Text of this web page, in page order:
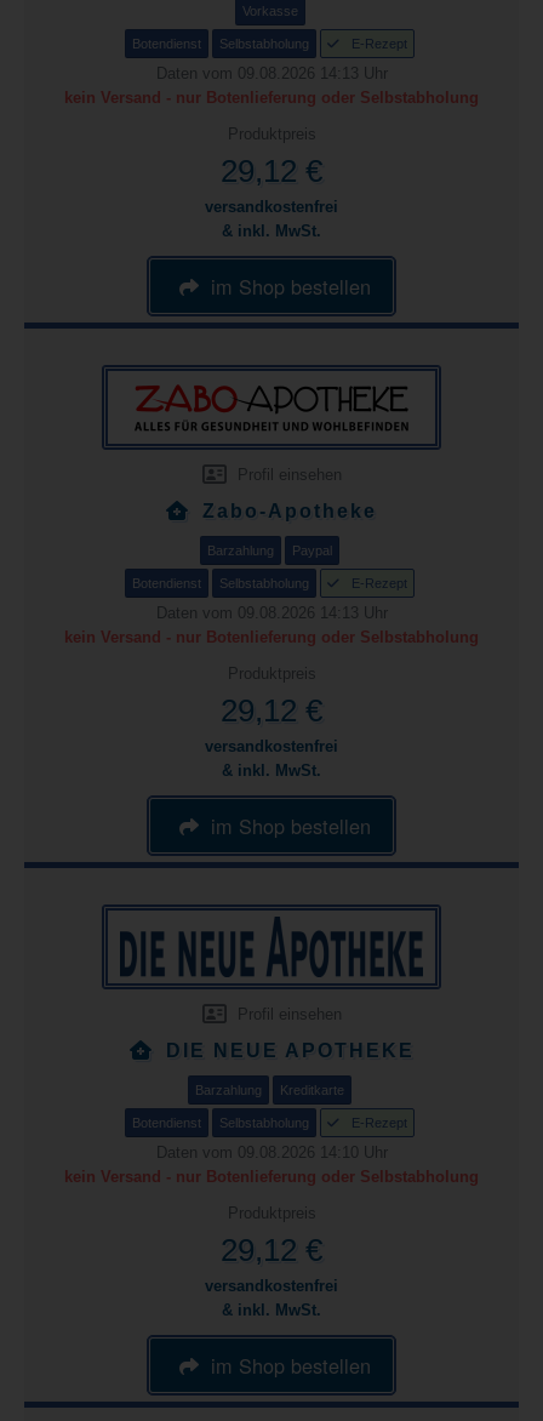
Vorkasse
Botendienst Selbstabholung E-Rezept
Daten vom 09.08.2026 14:13 Uhr
kein Versand - nur Botenlieferung oder Selbstabholung
Produktpreis
29,12 €
versandkostenfrei
& inkl. MwSt.
im Shop bestellen
Profil einsehen
Zabo-Apotheke
Barzahlung Paypal
Botendienst Selbstabholung E-Rezept
Daten vom 09.08.2026 14:13 Uhr
kein Versand - nur Botenlieferung oder Selbstabholung
Produktpreis
29,12 €
versandkostenfrei
& inkl. MwSt.
im Shop bestellen
Profil einsehen
DIE NEUE APOTHEKE
Barzahlung Kreditkarte
Botendienst Selbstabholung E-Rezept
Daten vom 09.08.2026 14:10 Uhr
kein Versand - nur Botenlieferung oder Selbstabholung
Produktpreis
29,12 €
versandkostenfrei
& inkl. MwSt.
im Shop bestellen